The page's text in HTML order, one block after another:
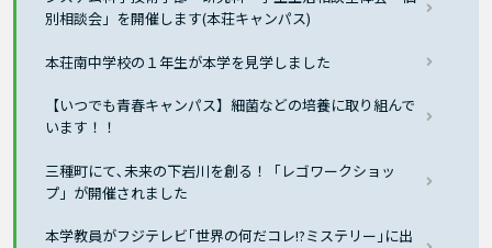
別相談会」を開催します(本荘キャンパス)
本荘南中学校の１年生が本学を見学しました
【いつでも青春キャンパス】細菌などの培養に取り組んで
います！！
三種町にて､未来の下岩川を創る！「レゴワークショッ
プ」が開催されました
本学教員がフジテレビ｢世界の何だコレ!?ミステリー｣に出